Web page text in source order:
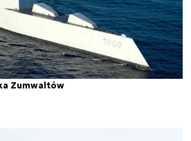
Zumwaltów